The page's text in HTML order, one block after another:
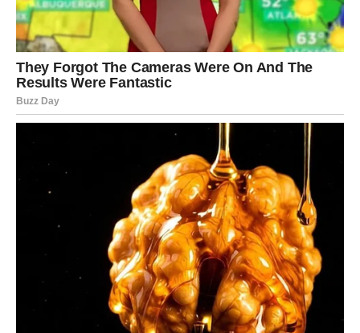
BONUS:
Nemojte više pržiti tikvice, već ih spremite na ovaj ukusan
i jednostavan način!